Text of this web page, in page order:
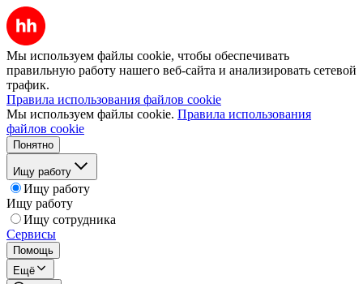
Мы используем файлы cookie, чтобы обеспечивать
правильную работу нашего веб-сайта и анализировать сетевой
трафик.
Правила использования файлов cookie
Мы используем файлы cookie. Правила использования
файлов cookie
Понятно
Ищу работу
Ищу работу
Ищу работу
Ищу сотрудника
Сервисы
Помощь
Ещё